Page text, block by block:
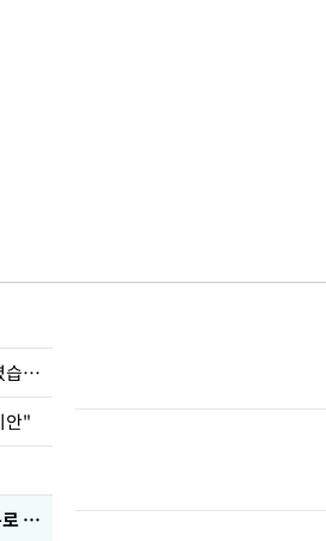
표창원, 남규리에 15년 만에 사과…"제가 틀렸습니다"
안"
차가원 "○○○ 까면 주변 다 죽어"…녹취 폭로 파장